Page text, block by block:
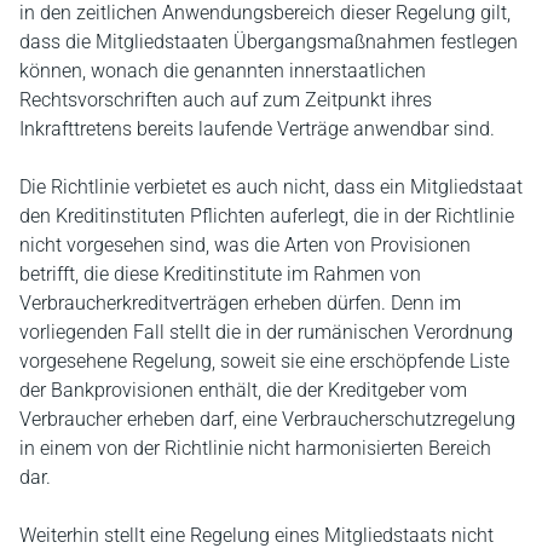
in den zeitlichen Anwendungsbereich dieser Regelung gilt,
dass die Mitgliedstaaten Übergangsmaßnahmen festlegen
können, wonach die genannten innerstaatlichen
Rechtsvorschriften auch auf zum Zeitpunkt ihres
Inkrafttretens bereits laufende Verträge anwendbar sind.
Die Richtlinie verbietet es auch nicht, dass ein Mitgliedstaat
den Kreditinstituten Pflichten auferlegt, die in der Richtlinie
nicht vorgesehen sind, was die Arten von Provisionen
betrifft, die diese Kreditinstitute im Rahmen von
Verbraucherkreditverträgen erheben dürfen. Denn im
vorliegenden Fall stellt die in der rumänischen Verordnung
vorgesehene Regelung, soweit sie eine erschöpfende Liste
der Bankprovisionen enthält, die der Kreditgeber vom
Verbraucher erheben darf, eine Verbraucherschutzregelung
in einem von der Richtlinie nicht harmonisierten Bereich
dar.
Weiterhin stellt eine Regelung eines Mitgliedstaats nicht